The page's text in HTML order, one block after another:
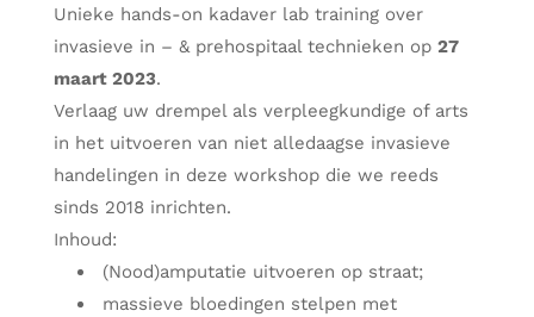
Unieke hands-on kadaver lab training over
invasieve in – & prehospitaal technieken op 27
maart 2023.
Verlaag uw drempel als verpleegkundige of arts
in het uitvoeren van niet alledaagse invasieve
handelingen in deze workshop die we reeds
sinds 2018 inrichten.
Inhoud:
(Nood)amputatie uitvoeren op straat;
massieve bloedingen stelpen met